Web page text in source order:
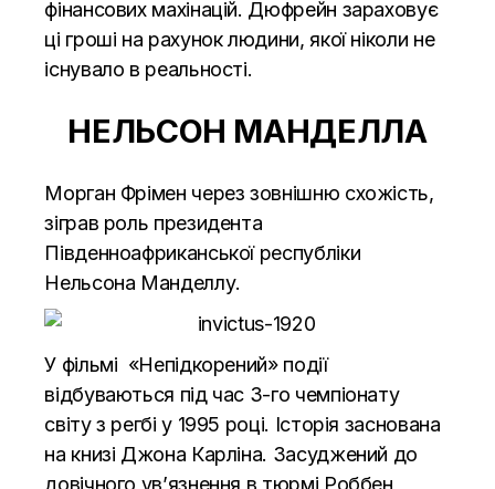
фінансових махінацій. Дюфрейн зараховує
ці гроші на рахунок людини, якої ніколи не
існувало в реальності.
НЕЛЬСОН МАНДЕЛЛА
Морган Фрімен через зовнішню схожість,
зіграв роль президента
Південноафриканської республіки
Нельсона Манделлу.
У фільмі «Непідкорений» події
відбуваються під час 3-го чемпіонату
світу з регбі у 1995 році. Історія заснована
на книзі Джона Карліна. Засуджений до